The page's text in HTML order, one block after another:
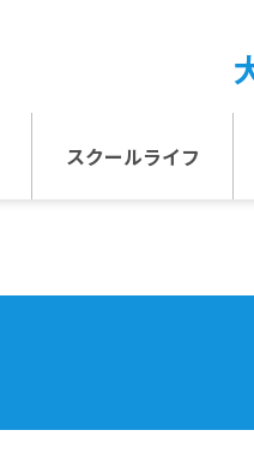
スクールライフ